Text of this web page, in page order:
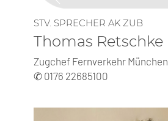
STV. SP­RE­CHER AK ZUB
Thomas Retschke
Zugchef Fernverkehr München
✆ 0176 22685100